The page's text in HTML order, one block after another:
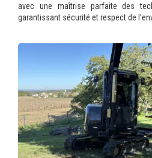
avec une maîtrise parfaite des
garantissant sécurité et respect de